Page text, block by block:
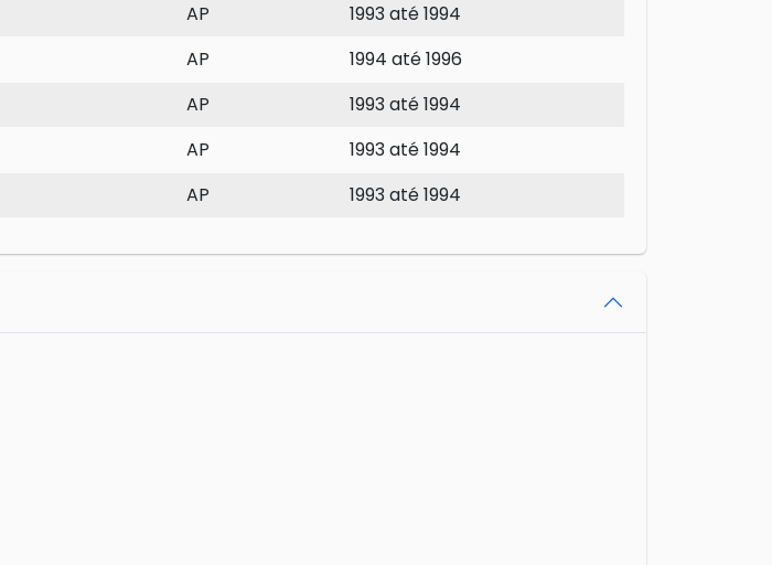
AP
1993 até 1994
AP
1994 até 1996
AP
1993 até 1994
AP
1993 até 1994
AP 1993 até 1994